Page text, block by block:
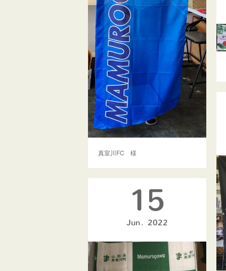
真室川FC 様
15
Jun 2022